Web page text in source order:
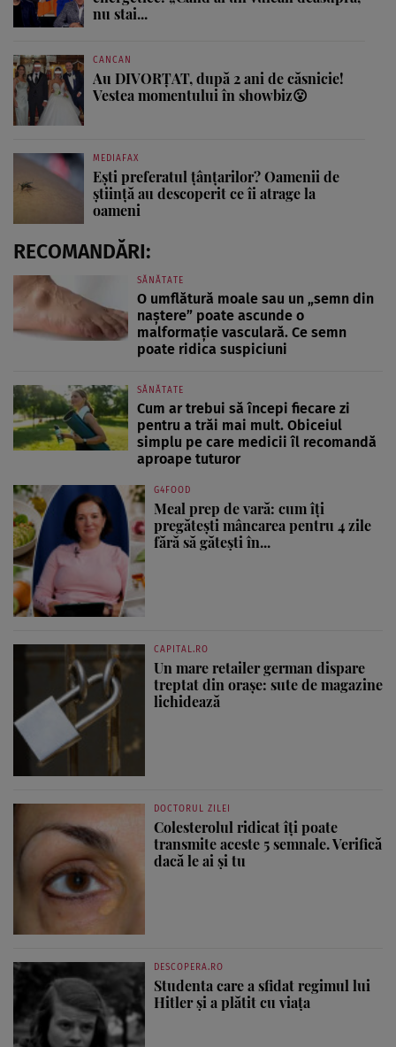
nu stai...
CANCAN
Au DIVORȚAT, după 2 ani de căsnicie!
Vestea momentului în showbiz😮
MEDIAFAX
Ești preferatul țânțarilor? Oamenii de
știință au descoperit ce îi atrage la
oameni
RECOMANDĂRI:
SĂNĂTATE
O umflătură moale sau un „semn din
naștere” poate ascunde o
malformație vasculară. Ce semn
poate ridica suspiciuni
SĂNĂTATE
Cum ar trebui să începi fiecare zi
pentru a trăi mai mult. Obiceiul
simplu pe care medicii îl recomandă
aproape tuturor
G4FOOD
Meal prep de vară: cum îți
pregătești mâncarea pentru 4 zile
fără să gătești în...
CAPITAL.RO
Un mare retailer german dispare
treptat din orașe: sute de magazine
lichidează
DOCTORUL ZILEI
Colesterolul ridicat îți poate
transmite aceste 5 semnale. Verifică
dacă le ai și tu
DESCOPERA.RO
Studenta care a sfidat regimul lui
Hitler și a plătit cu viața